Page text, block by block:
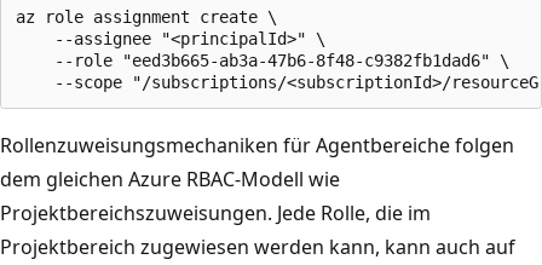
az role assignment create \
    --assignee "<principalId>" \
    --role "eed3b665-ab3a-47b6-8f48-c9382fb1dad6" \
Rollenzuweisungsmechaniken für Agentbereiche folgen
dem gleichen Azure RBAC-Modell wie
Projektbereichszuweisungen. Jede Rolle, die im
Projektbereich zugewiesen werden kann, kann auch auf